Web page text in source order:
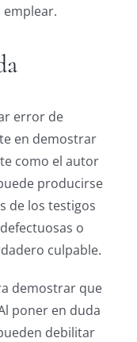
emplear.
error de
en demostrar
como el autor
producirse
de los testigos
o
culpable.
demostrar que
poner en duda
debilitar